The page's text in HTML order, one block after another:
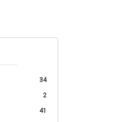
34
2
41